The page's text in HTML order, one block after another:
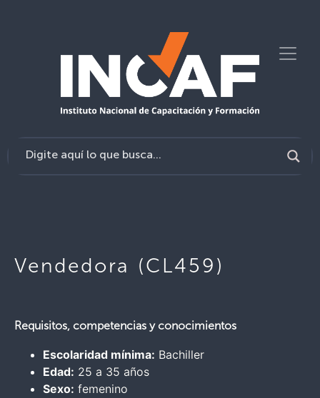
Vendedora (CL459)
Requisitos, competencias y conocimientos
Escolaridad mínima: Bachiller
Edad: 25 a 35 años
Sexo: femenino